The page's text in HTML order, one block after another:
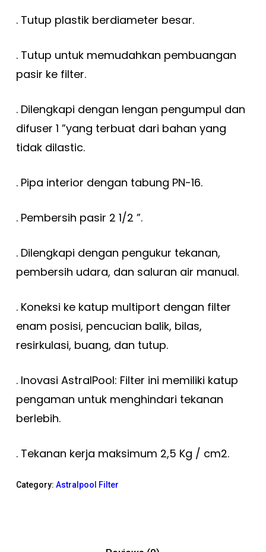
. Tutup plastik berdiameter besar.
. Tutup untuk memudahkan pembuangan
pasir ke filter.
. Dilengkapi dengan lengan pengumpul dan
difuser 1 ”yang terbuat dari bahan yang
tidak dilastic.
. Pipa interior dengan tabung PN-16.
. Pembersih pasir 2 1/2 ”.
. Dilengkapi dengan pengukur tekanan,
pembersih udara, dan saluran air manual.
. Koneksi ke katup multiport dengan filter
enam posisi, pencucian balik, bilas,
resirkulasi, buang, dan tutup.
. Inovasi AstralPool: Filter ini memiliki katup
pengaman untuk menghindari tekanan
berlebih.
. Tekanan kerja maksimum 2,5 Kg / cm2.
Category: Astralpool Filter